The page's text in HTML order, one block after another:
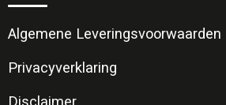
Algemene Leveringsvoorwaarden
Privacyverklaring
Disclaimer